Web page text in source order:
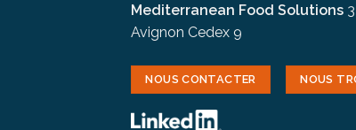
Mediterranean Food Solutions
Avignon Cedex 9
NOUS CONTACTER NOUS